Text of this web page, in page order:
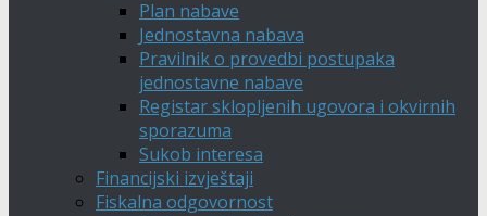
Plan nabave
Jednostavna nabava
Pravilnik o provedbi postupaka
jednostavne nabave
Registar sklopljenih ugovora i okvirnih
sporazuma
Sukob interesa
Financijski izvještaji
Fiskalna odgovornost